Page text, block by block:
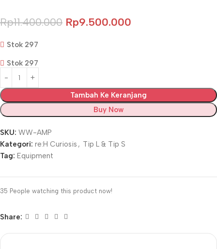
Rp11.400.000 Rp9.500.000
Stok 297
Stok 297
Tambah Ke Keranjang
Buy Now
SKU: WW-AMP
Kategori: re:H Curiosis , Tip L & Tip S
Tag: Equipment
35 People watching this product now!
Share: